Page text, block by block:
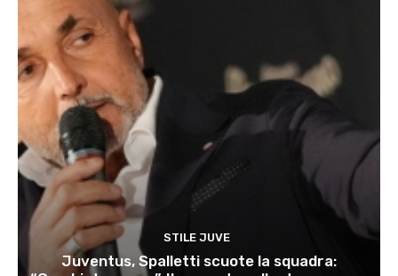
STILE JUVE
Juventus, Spalletti scuote la squadra: